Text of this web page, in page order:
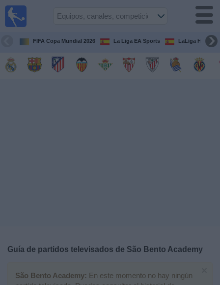
FIFA Copa Mundial 2026 La Liga EA Sports LaLiga
Guía de partidos televisados de São Bento Academy
São Bento Academy: En este momento no hay ningún
Guía de
Televisados
Noticias
Widget